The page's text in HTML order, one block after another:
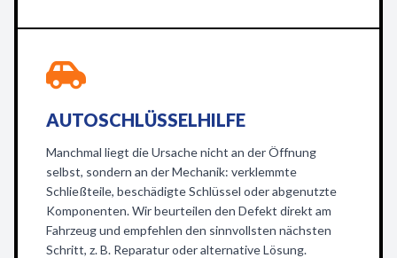
AUTOSCHLÜSSELHILFE
Manchmal liegt die Ursache nicht an der Öffnung
selbst, sondern an der Mechanik: verklemmte
Schließteile, beschädigte Schlüssel oder abgenutzte
Komponenten. Wir beurteilen den Defekt direkt am
Fahrzeug und empfehlen den sinnvollsten nächsten
Schritt, z. B. Reparatur oder alternative Lösung.